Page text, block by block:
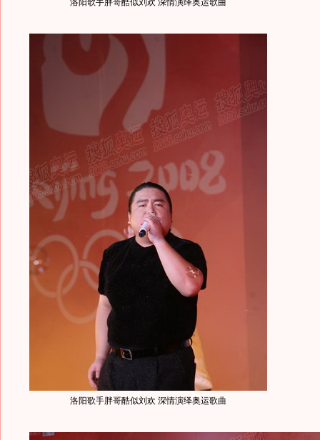
洛阳歌手胖哥酷似刘欢 深情演绎奥运歌曲
洛阳歌手胖哥酷似刘欢 深情演绎奥运歌曲